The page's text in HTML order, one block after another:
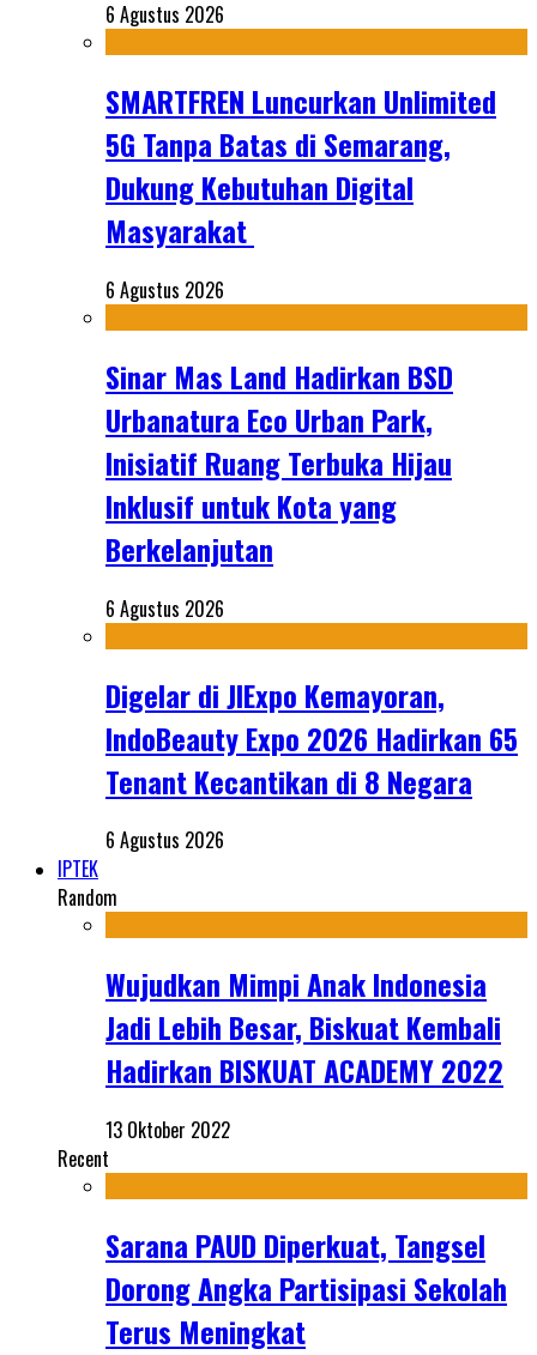
6 Agustus 2026
SMARTFREN Luncurkan Unlimited
5G Tanpa Batas di Semarang,
Dukung Kebutuhan Digital
Masyarakat
6 Agustus 2026
Sinar Mas Land Hadirkan BSD
Urbanatura Eco Urban Park,
Inisiatif Ruang Terbuka Hijau
Inklusif untuk Kota yang
Berkelanjutan
6 Agustus 2026
Digelar di JIExpo Kemayoran,
IndoBeauty Expo 2026 Hadirkan 65
Tenant Kecantikan di 8 Negara
6 Agustus 2026
IPTEK
Random
Wujudkan Mimpi Anak Indonesia
Jadi Lebih Besar, Biskuat Kembali
Hadirkan BISKUAT ACADEMY 2022
13 Oktober 2022
Recent
Sarana PAUD Diperkuat, Tangsel
Dorong Angka Partisipasi Sekolah
Terus Meningkat